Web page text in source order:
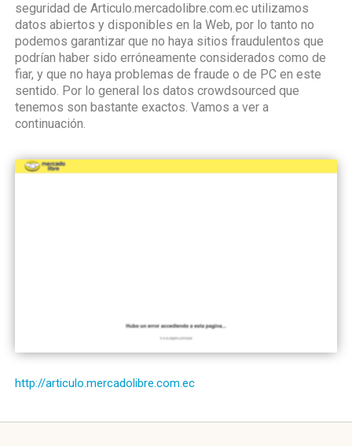
seguridad de Articulo.mercadolibre.com.ec utilizamos
datos abiertos y disponibles en la Web, por lo tanto no
podemos garantizar que no haya sitios fraudulentos que
podrían haber sido erróneamente considerados como de
fiar, y que no haya problemas de fraude o de PC en este
sentido. Por lo general los datos crowdsourced que
tenemos son bastante exactos. Vamos a ver a
continuación.
http://articulo.mercadolibre.com.ec